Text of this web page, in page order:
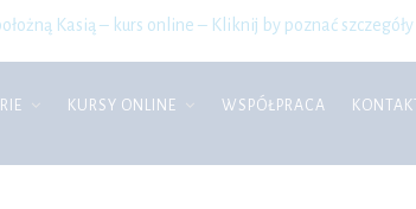
Kasią – kurs online – Kliknij by poznać szczegóły
KURSY ONLINE WSPÓŁPRACA KONTAKT